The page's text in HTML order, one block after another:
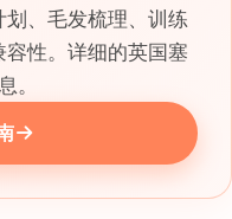
、毛发梳理、训练
性。详细的英国塞
。